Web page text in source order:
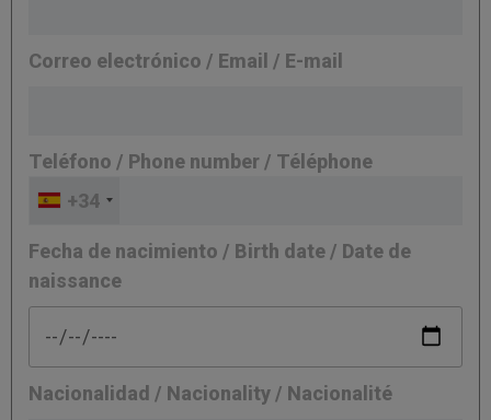
Correo electrónico / Email / E-mail
Teléfono / Phone number / Téléphone
+34
Fecha de nacimiento / Birth date / Date de
naissance
Nacionalidad / Nacionality / Nacionalité